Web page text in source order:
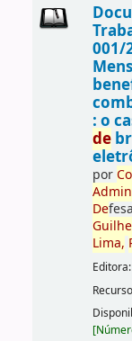
001/
: o
de
por
Defesa
Lima,
Editora:
[